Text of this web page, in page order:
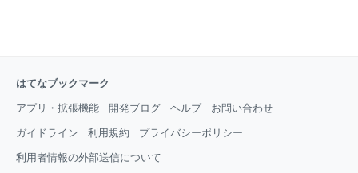
はてなブックマーク
アプリ・拡張機能 開発ブログ ヘルプ お問い合わせ
ガイドライン 利用規約 プライバシーポリシー
利用者情報の外部送信について